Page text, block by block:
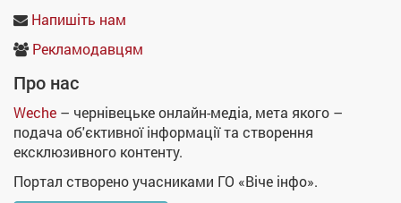
Напишіть нам
Рекламодавцям
Про нас
Weche – чернівецьке онлайн-медіа, мета якого –
подача об'єктивної інформації та створення
ексклюзивного контенту.
Портал створено учасниками ГО «Віче інфо».